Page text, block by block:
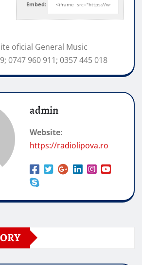
Embed:
oficial General Music
0747 960 911; 0357 445 018
admin
Website:
https://radiolipova.ro